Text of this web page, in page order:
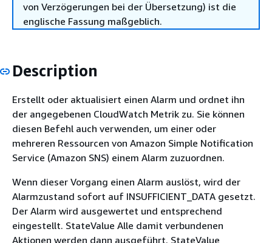
von Verzögerungen bei der Übersetzung) ist die
englische Fassung maßgeblich.
Description
Erstellt oder aktualisiert einen Alarm und ordnet ihn
der angegebenen CloudWatch Metrik zu. Sie können
diesen Befehl auch verwenden, um einer oder
mehreren Ressourcen von Amazon Simple Notification
Service (Amazon SNS) einem Alarm zuzuordnen.
Wenn dieser Vorgang einen Alarm auslöst, wird der
Alarmzustand sofort auf INSUFFICIENT_DATA gesetzt.
Der Alarm wird ausgewertet und entsprechend
eingestellt. StateValue Alle damit verbundenen
Aktionen werden dann ausgeführt. StateValue